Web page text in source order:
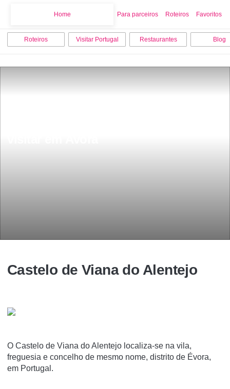
Home Para parceiros Roteiros Favoritos
Roteiros Visitar Portugal Restaurantes Blog
Castelo de Viana do Alentejo
O Castelo de Viana do Alentejo localiza-se na vila,
freguesia e concelho de mesmo nome, distrito de Évora,
em Portugal.